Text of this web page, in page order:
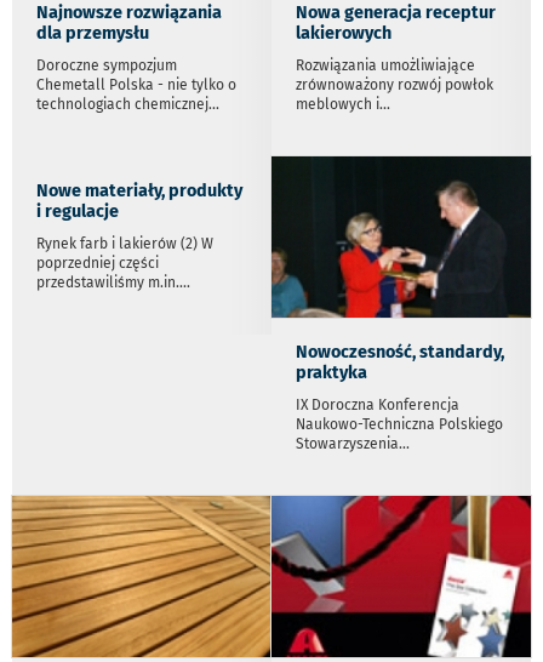
Najnowsze rozwiązania
dla przemysłu
Doroczne sympozjum
Chemetall Polska - nie tylko o
technologiach chemicznej...
Nowa generacja receptur
lakierowych
Rozwiązania umożliwiające
zrównoważony rozwój powłok
meblowych i...
Nowe materiały, produkty
i regulacje
Rynek farb i lakierów (2) W
poprzedniej części
przedstawiliśmy m.in....
Nowoczesność, standardy,
praktyka
IX Doroczna Konferencja
Naukowo-Techniczna Polskiego
Stowarzyszenia...